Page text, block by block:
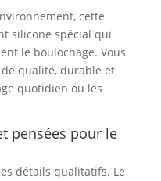
cette
silicone spécial qui
le boulochage. Vous
qualité, durable et
quotidien ou les
pensées pour le
détails qualitatifs. Le